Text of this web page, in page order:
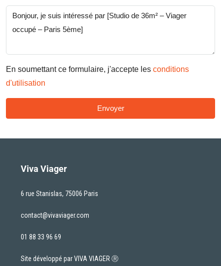
En soumettant ce formulaire, j'accepte les conditions
d'utilisation
Envoyer
Viva Viager
6 rue Stanislas, 75006 Paris
contact@vivaviager.com
01 88 33 96 69
Site développé par VIVA VIAGER Ⓡ